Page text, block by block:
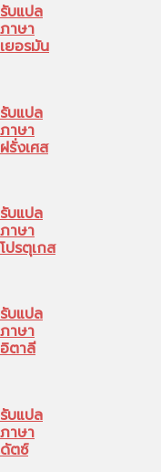
รับแปล
ภาษา
เยอรมัน
รับแปล
ภาษา
ฝรั่งเศส
รับแปล
ภาษา
โปรตุเกส
รับแปล
ภาษา
อิตาลี
รับแปล
ภาษา
ดัตซ์